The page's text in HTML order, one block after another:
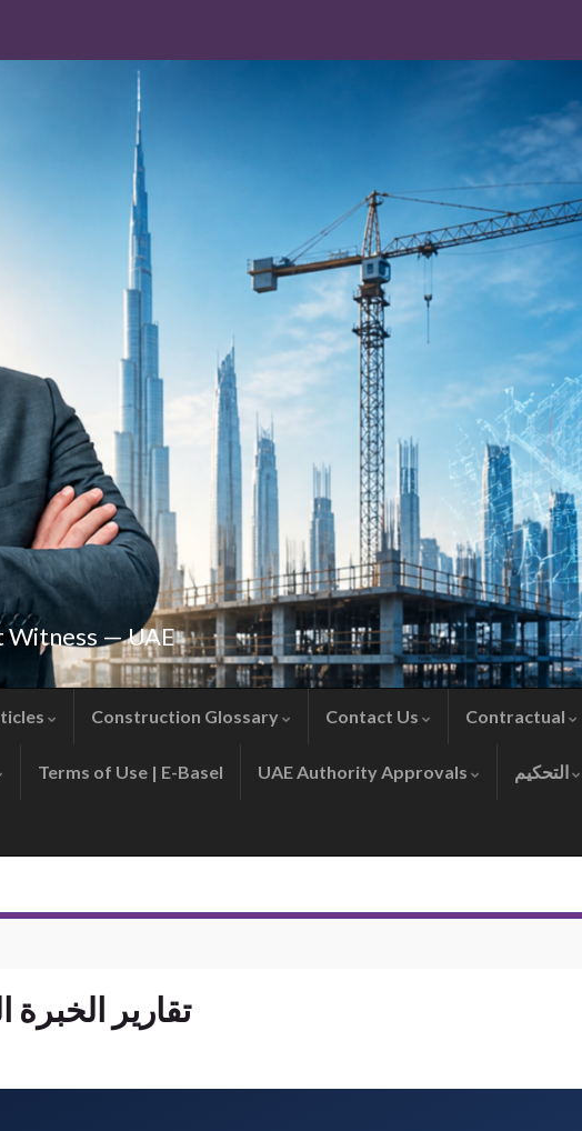
Witness — UAE
Construction Glossary Contact Us Contractual
Terms of Use | E-Basel UAE Authority Approvals
تقارير الخبرة